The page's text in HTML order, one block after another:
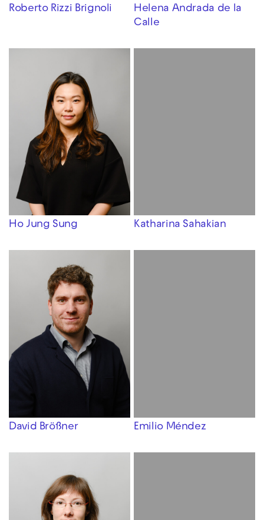
Roberto Rizzi Brignoli
Helena Andrada de la
Calle
Ho Jung Sung Katharina Sahakian
David Brößner Emilio Méndez